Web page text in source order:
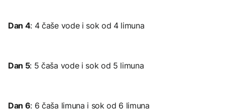
Dan 4: 4 čaše vode i sok od 4 limuna
Dan 5: 5 čaša vode i sok od 5 limuna
Dan 6: 6 čaša limuna i sok od 6 limuna